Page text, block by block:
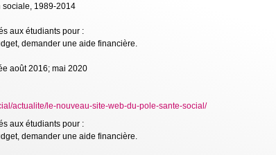
sociale, 1989-2014
aux étudiants pour :
demander une aide financière.
août 2016; mai 2020
actualite/le-nouveau-site-web-du-pole-sante-social/
aux étudiants pour :
demander une aide financière.